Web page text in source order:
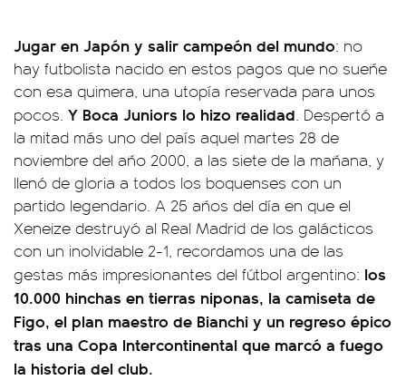
Jugar en Japón y salir campeón del mundo: no
hay futbolista nacido en estos pagos que no sueñe
con esa quimera, una utopía reservada para unos
pocos. Y Boca Juniors lo hizo realidad. Despertó a
la mitad más uno del país aquel martes 28 de
noviembre del año 2000, a las siete de la mañana, y
llenó de gloria a todos los boquenses con un
partido legendario. A 25 años del día en que el
Xeneize destruyó al Real Madrid de los galácticos
con un inolvidable 2-1, recordamos una de las
gestas más impresionantes del fútbol argentino: los
10.000 hinchas en tierras niponas, la camiseta de
Figo, el plan maestro de Bianchi y un regreso épico
tras una Copa Intercontinental que marcó a fuego
la historia del club.